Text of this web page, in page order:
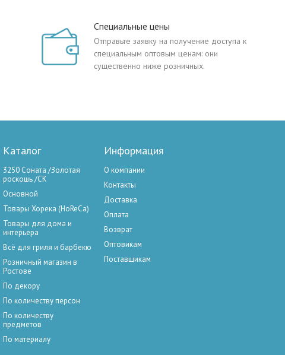
Специальные цены
Отправьте заявку на получение доступа к
специальным оптовым ценам: они
существенно ниже розничных.
Каталог
3250 Соната /Золотая
роскошь /СК
Основной
Товары Хорека (HoReCa)
Товары для дома и
интерьера
Всё для гриля и барбекю
Розничный магазин в
Ростове
По декору
По количеству персон
По количеству
предметов
По материалу
Информация
О компании
Контакты
Доставка
Оплата
Возврат
Оптовикам
Поставщикам